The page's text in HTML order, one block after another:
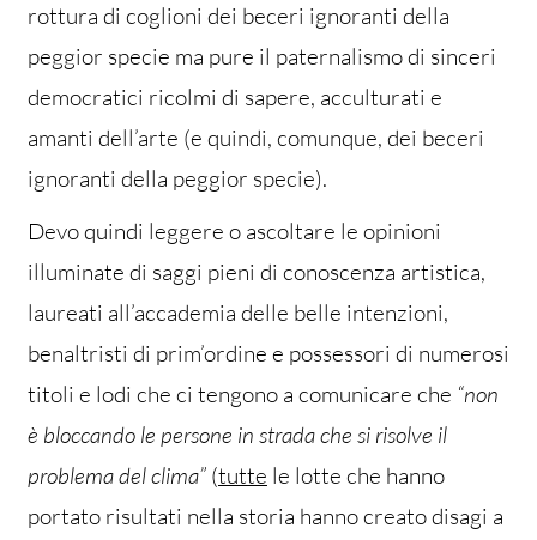
rottura di coglioni dei beceri ignoranti della
peggior specie ma pure il paternalismo di sinceri
democratici ricolmi di sapere, acculturati e
amanti dell’arte (e quindi, comunque, dei beceri
ignoranti della peggior specie).
Devo quindi leggere o ascoltare le opinioni
illuminate di saggi pieni di conoscenza artistica,
laureati all’accademia delle belle intenzioni,
benaltristi di prim’ordine e possessori di numerosi
titoli e lodi che ci tengono a comunicare che “non
è bloccando le persone in strada che si risolve il
problema del clima”(tutte le lotte che hanno
portato risultati nella storia hanno creato disagi a